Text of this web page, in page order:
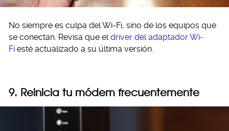
No siempre es culpa del Wi-Fi, sino de los equipos que
se conectan. Revisa que eldriver del adaptador Wi-
Fi esté actualizado a su última versión.
9. Reinicia tu módem frecuentemente